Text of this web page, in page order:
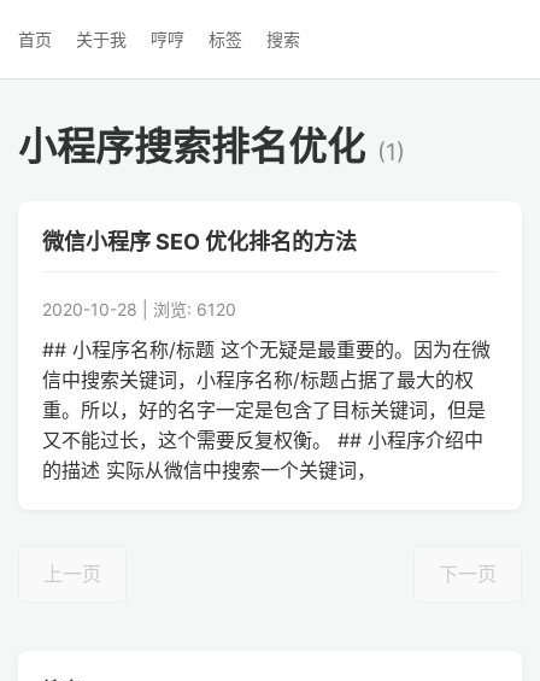
首页 关于我 哼哼 标签 搜索
小程序搜索排名优化 (1)
微信小程序 SEO 优化排名的方法
2020-10-28 | 浏览: 6120
## 小程序名称/标题 这个无疑是最重要的。因为在微
信中搜索关键词，小程序名称/标题占据了最大的权
重。所以，好的名字一定是包含了目标关键词，但是
又不能过长，这个需要反复权衡。 ## 小程序介绍中
的描述 实际从微信中搜索一个关键词，
上一页 下一页